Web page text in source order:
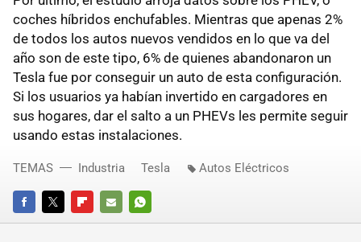
coches híbridos enchufables. Mientras que apenas 2%
de todos los autos nuevos vendidos en lo que va del
año son de este tipo, 6% de quienes abandonaron un
Tesla fue por conseguir un auto de esta configuración.
Si los usuarios ya habían invertido en cargadores en
sus hogares, dar el salto a un PHEVs les permite seguir
usando estas instalaciones.
FACEBOOKTWITTERFLIPBOARD
E-
WHATSAPP
TEMAS Industria Tesla Autos Eléctricos